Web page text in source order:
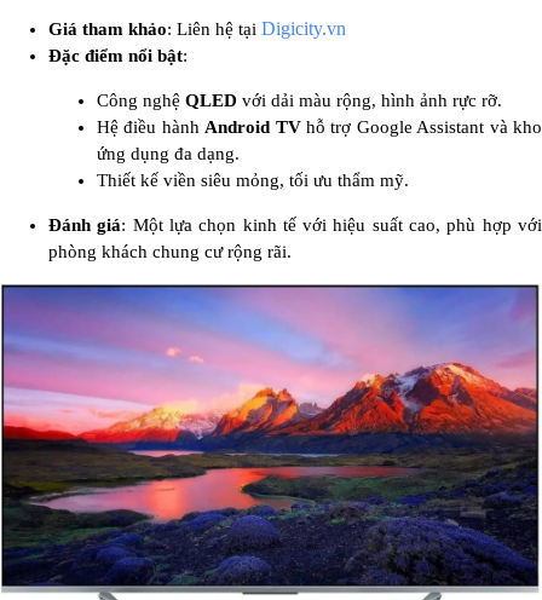
Giá tham khảo: Liên hệ tại Digicity.vn
Đặc điểm nổi bật:
Công nghệ QLED với dải màu rộng, hình ảnh rực rỡ.
Hệ điều hành Android TVhỗ trợ Google Assistant và kho
ứng dụng đa dạng.
Thiết kế viền siêu mỏng, tối ưu thẩm mỹ.
Đánh giá: Một lựa chọn kinh tế với hiệu suất cao, phù hợp với
phòng khách chung cư rộng rãi.